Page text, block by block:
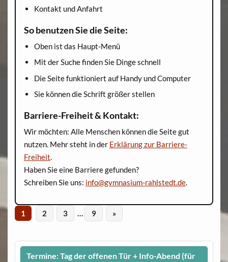
Kontakt und Anfahrt
So benutzen Sie die Seite:
Oben ist das Haupt-Menü
Mit der Suche finden Sie Dinge schnell
Die Seite funktioniert auf Handy und Computer
Sie können die Schrift größer stellen
Barriere-Freiheit & Kontakt:
Wir möchten: Alle Menschen können die Seite gut
nutzen. Mehr steht in der Erklärung zur Barriere-
Freiheit.
Haben Sie eine Barriere gefunden?
Schreiben Sie uns: info@gymnasium-rahlstedt.de.
1 2 3 … 9 »
Termine: Tag der offenen Tür + Info-Abend (für